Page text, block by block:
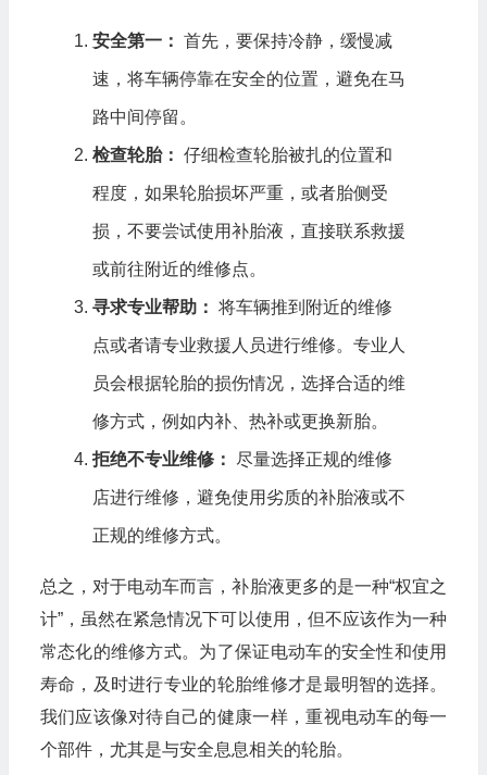
安全第一： 首先，要保持冷静，缓慢减
速，将车辆停靠在安全的位置，避免在马
路中间停留。
检查轮胎： 仔细检查轮胎被扎的位置和
程度，如果轮胎损坏严重，或者胎侧受
损，不要尝试使用补胎液，直接联系救援
或前往附近的维修点。
寻求专业帮助： 将车辆推到附近的维修
点或者请专业救援人员进行维修。专业人
员会根据轮胎的损伤情况，选择合适的维
修方式，例如内补、热补或更换新胎。
拒绝不专业维修： 尽量选择正规的维修
店进行维修，避免使用劣质的补胎液或不
正规的维修方式。
总之，对于电动车而言，补胎液更多的是一种“权宜之
计”，虽然在紧急情况下可以使用，但不应该作为一种
常态化的维修方式。为了保证电动车的安全性和使用
寿命，及时进行专业的轮胎维修才是最明智的选择。
我们应该像对待自己的健康一样，重视电动车的每一
个部件，尤其是与安全息息相关的轮胎。